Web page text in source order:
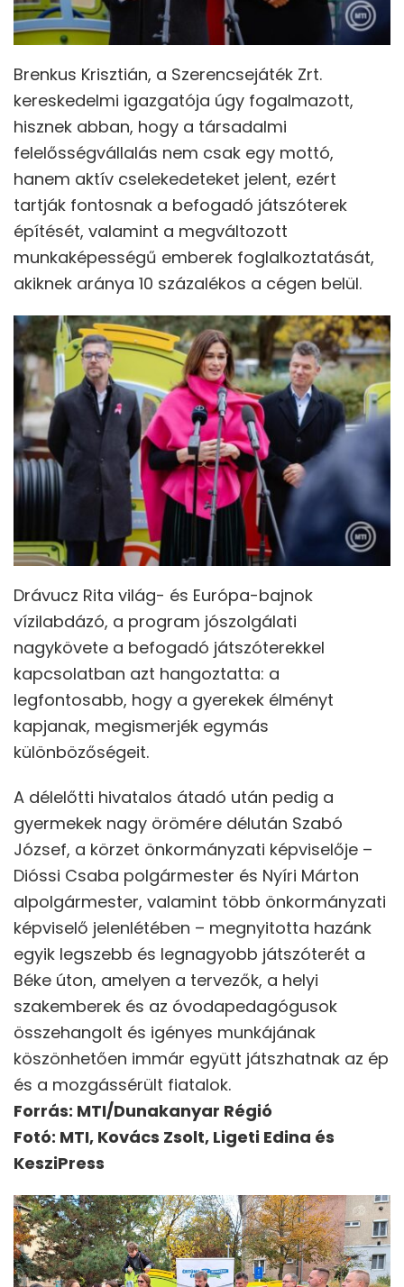
Brenkus Krisztián, a Szerencsejáték Zrt.
kereskedelmi igazgatója úgy fogalmazott,
hisznek abban, hogy a társadalmi
felelősségvállalás nem csak egy mottó,
hanem aktív cselekedeteket jelent, ezért
tartják fontosnak a befogadó játszóterek
építését, valamint a megváltozott
munkaképességű emberek foglalkoztatását,
akiknek aránya 10 százalékos a cégen belül.
Drávucz Rita világ- és Európa-bajnok
vízilabdázó, a program jószolgálati
nagykövete a befogadó játszóterekkel
kapcsolatban azt hangoztatta: a
legfontosabb, hogy a gyerekek élményt
kapjanak, megismerjék egymás
különbözőségeit.
A délelőtti hivatalos átadó után pedig a
gyermekek nagy örömére délután Szabó
József, a körzet önkormányzati képviselője –
Dióssi Csaba polgármester és Nyíri Márton
alpolgármester, valamint több önkormányzati
képviselő jelenlétében – megnyitotta hazánk
egyik legszebb és legnagyobb játszóterét a
Béke úton, amelyen a tervezők, a helyi
szakemberek és az óvodapedagógusok
összehangolt és igényes munkájának
köszönhetően immár együtt játszhatnak az ép
és a mozgássérült fiatalok.
Forrás: MTI/Dunakanyar Régió
Fotó: MTI, Kovács Zsolt, Ligeti Edina és
KesziPress